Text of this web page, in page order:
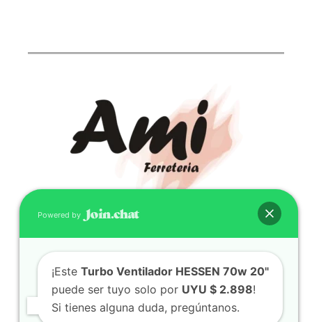
CONTACTO
(598) 099 466 212
correo@ferreami.com.uy
099 466 212
Facebook
Powered by
¡Este Turbo Ventilador HESSEN 70w 20"
puede ser tuyo solo por UYU $ 2.898!
Si tienes alguna duda, pregúntanos.